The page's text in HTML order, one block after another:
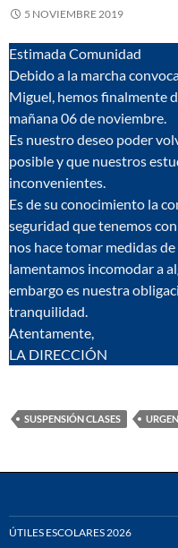
5 NOVIEMBRE 2019
Estimada Comunidad
Debido a la marcha
Miguel, hemos finalmente
mañana 06 de noviembre.
Es nuestro deseo poder
posible y que nuestros
inconvenientes.
Es de su conocimiento la
seguridad que tenemos
nos hace tomar medidas
lamentamos incomodar a
embargo es nuestra
tranquilidad.
Atentamente,
LA DIRECCIÓN
SUSPENSIÓN CLASES
ÚTILES ESCOLARES 2026